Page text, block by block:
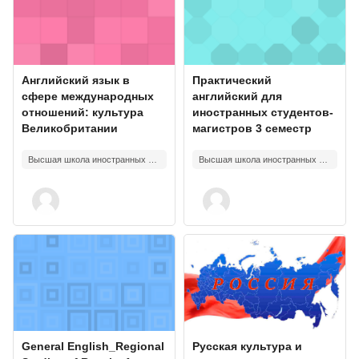
Изображение курса
Название курса
Английский язык в
сфере международных
отношений: культура
Великобритании
Изображение курса
Название курса
Практический
английский для
иностранных студентов-
магистров 3 семестр
Изображение курса" General English_Regional Studies of
Изображение курса
Название курса
General English_Regional
Изображение курса" Русская
Изображение курса
Название курса
Русская культура и